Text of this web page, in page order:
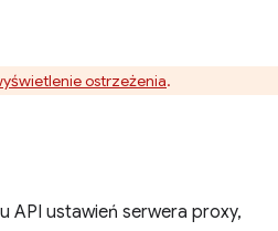
ostrzeżenia.
API ustawień serwera proxy,